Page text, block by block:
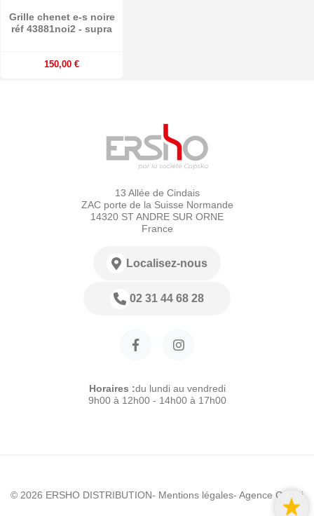
Grille chenet e-s noire
réf 43881noi2 - supra
150,00 €
13 Allée de Cindais
ZAC porte de la Suisse Normande
14320 ST ANDRE SUR ORNE
France
Localisez-nous
02 31 44 68 28
Horaires :du lundi au vendredi
9h00 à 12h00 - 14h00 à 17h00
© 2026 ERSHO DISTRIBUTION- Mentions légales- Agence Colibri